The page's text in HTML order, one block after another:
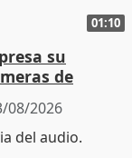
01:10
su
de
08/2026